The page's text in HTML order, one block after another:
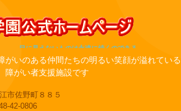
に見えないものは永遠に続くのである
がいのある仲間たちの明るい笑顔が溢れている
障がい者支援施設です
市佐野町８８５
42-0806